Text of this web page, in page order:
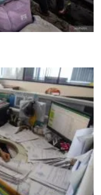
15 April naik 94